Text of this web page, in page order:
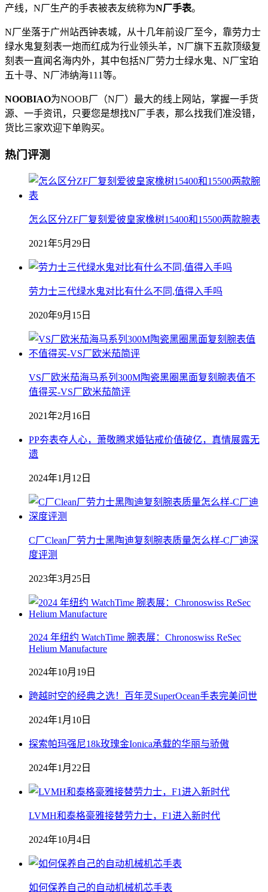
产线，N厂生产的手表被表友统称为N厂手表。
N厂坐落于广州站西钟表城，从十几年前设厂至今，靠劳力士
绿水鬼复刻表一炮而红成为行业领头羊，N厂旗下五款顶级复
刻表一直闻名海内外，其中包括N厂劳力士绿水鬼、N厂宝珀
五十寻、N厂沛纳海111等。
NOOBIAO为NOOB厂（N厂）最大的线上网站，掌握一手货
源、一手资讯，只要您是想找N厂手表，那么找我们准没错，
货比三家欢迎下单购买。
热门评测
怎么区分ZF厂复刻爱彼皇家橡树15400和15500两款腕表
2021年5月29日
劳力士三代绿水鬼对比有什么不同,值得入手吗
2020年9月15日
VS厂欧米茄海马系列300M陶瓷黑圈黑面复刻腕表值不
值得买-VS厂欧米茄简评
2021年2月16日
PP夯表夺人心，萧敬腾求婚钻戒价值破亿，真情展露无
遗
2024年1月12日
C厂Clean厂劳力士黑陶迪复刻腕表质量怎么样-C厂迪深
度评测
2023年3月25日
2024 年纽约 WatchTime 腕表展：Chronoswiss ReSec
Helium Manufacture
2024年10月19日
跨越时空的经典之选！百年灵SuperOcean手表完美问世
2024年1月10日
探索帕玛强尼18k玫瑰金Ionica承载的华丽与骄傲
2024年1月22日
LVMH和泰格豪雅接替劳力士，F1进入新时代
2024年10月4日
如何保养自己的自动机械机芯手表